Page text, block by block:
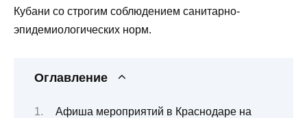
Кубани со строгим соблюдением санитарно-
эпидемиологических норм.
Оглавление
Афиша мероприятий в Краснодаре на